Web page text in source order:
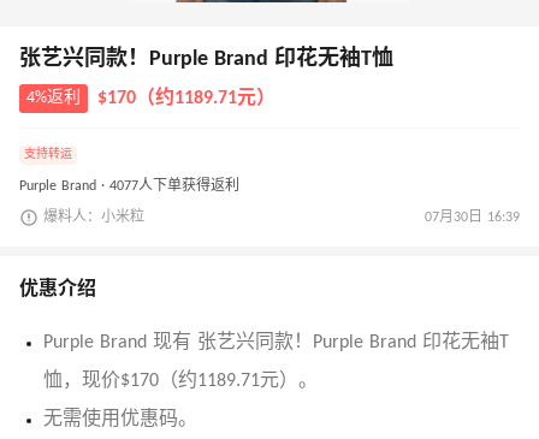
张艺兴同款！Purple Brand 印花无袖T恤
4%返利 $170（约1189.71元）
支持转运
Purple Brand · 4077人下单获得返利
爆料人：小米粒 07月30日 16:39
优惠介绍
Purple Brand 现有 张艺兴同款！Purple Brand 印花无袖T
恤，现价$170（约1189.71元）。
无需使用优惠码。